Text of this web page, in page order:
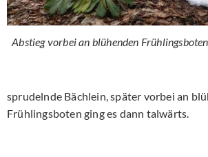
Abstieg vorbei an blühenden Frühlingsboten
sprudelnde Bächlein, später vorbei an
Frühlingsboten ging es dann talwärts.